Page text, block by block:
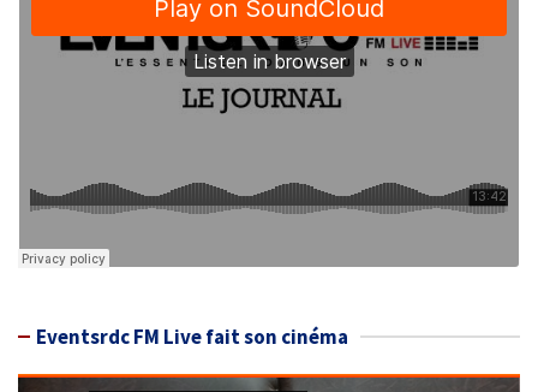
Eventsrdc FM Live fait son cinéma